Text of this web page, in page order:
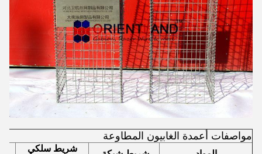
مواصفات أعمدة الغابيون المطاوعة
شريط سلكي